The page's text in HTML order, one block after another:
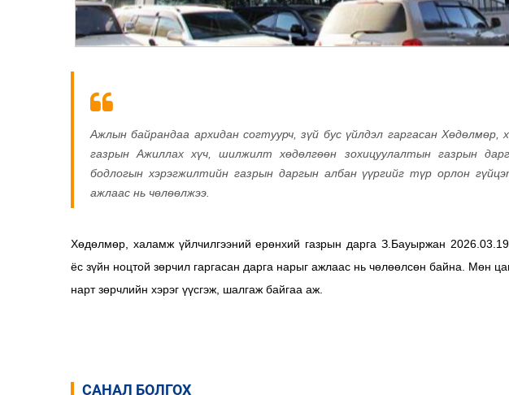
Ажлын байрандаа архидан согтуурч, зүй бус үйлдэл гаргасан Хөдөлмөр,
газрын Ажиллах хүч, шилжилт хөдөлгөөн зохицуулалтын газрын
бодлогын хэрэгжилтийн газрын даргын албан үүргийг түр орлон
ажлаас нь чөлөөлжээ.
Хөдөлмөр, халамж үйлчилгээний ерөнхий газрын дарга З.Бауыржан
ёс зүйн ноцтой зөрчил гаргасан дарга нарыг ажлаас нь чөлөөлсөн байна. Мөн
нарт зөрчлийн хэрэг үүсгэж, шалгаж байгаа аж.
САНАЛ БОЛГОХ